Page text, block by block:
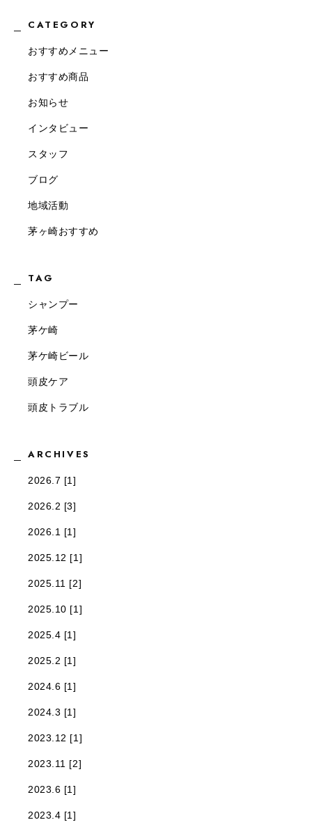
CATEGORY
おすすめメニュー
おすすめ商品
お知らせ
インタビュー
スタッフ
ブログ
地域活動
茅ヶ崎おすすめ
TAG
シャンプー
茅ケ崎
茅ケ崎ビール
頭皮ケア
頭皮トラブル
ARCHIVES
2026.7 [1]
2026.2 [3]
2026.1 [1]
2025.12 [1]
2025.11 [2]
2025.10 [1]
2025.4 [1]
2025.2 [1]
2024.6 [1]
2024.3 [1]
2023.12 [1]
2023.11 [2]
2023.6 [1]
2023.4 [1]